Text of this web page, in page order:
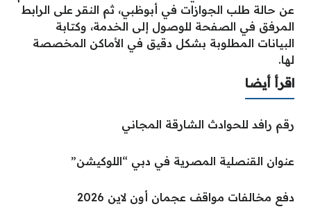
عن حالة طلب الجوازات في أبوظبي، ثم النقر على الرابط
المرفق في الصفحة للوصول إلى الخدمة، وكتابة
البيانات المطلوبة بشكل دقيق في الأماكن المخصصة
لها.
اقرأ أيضا
رقم رافد للحوادث الشارقة المجاني
عنوان القنصلية المصرية في دبي “اللوكيشن”
دفع مخالفات مواقف عجمان أون لاين 2026